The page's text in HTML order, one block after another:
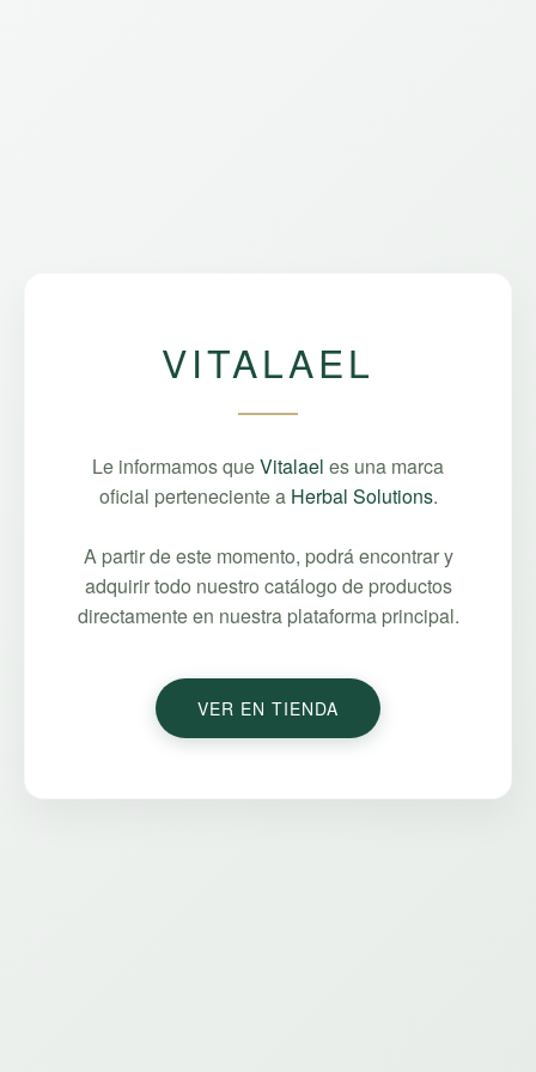
VITALAEL
Le informamos queVitalael es una marca
oficial perteneciente a Herbal Solutions.
A partir de este momento, podrá encontrar y
adquirir todo nuestro catálogo de productos
directamente en nuestra plataforma principal.
VER EN TIENDA